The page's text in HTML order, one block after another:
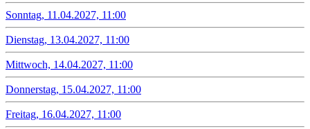
Sonntag, 11.04.2027, 11:00
Dienstag, 13.04.2027, 11:00
Mittwoch, 14.04.2027, 11:00
Donnerstag, 15.04.2027, 11:00
Freitag, 16.04.2027, 11:00